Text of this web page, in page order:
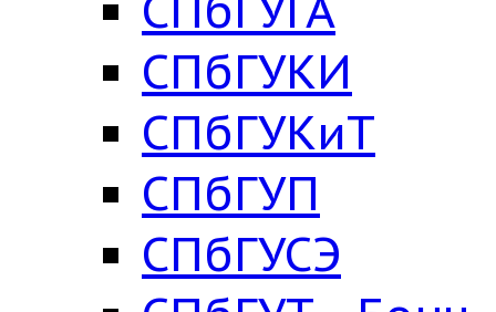
СПбГУКИ
СПбГУКиТ
СПбГУП
СПбГУСЭ